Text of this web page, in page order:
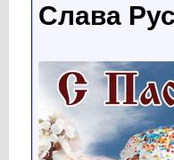
Слава